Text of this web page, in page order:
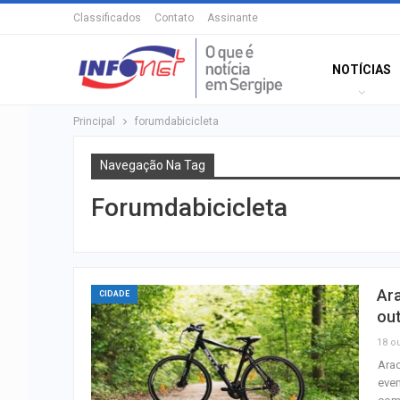
Classificados Contato Assinante
NOTÍCIAS
Principal forumdabicicleta
Navegação Na Tag
Forumdabicicleta
CIDADE
18